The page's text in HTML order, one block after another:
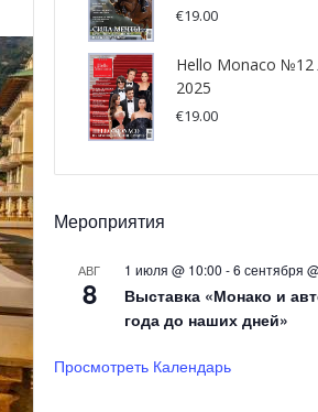
€19.00
Hello Monaco №12
2025
€19.00
Мероприятия
АВГ
8
1 июля @ 10:00 -6 сентября
Выставка «Монако и
года до наших дней»
Просмотреть Календарь